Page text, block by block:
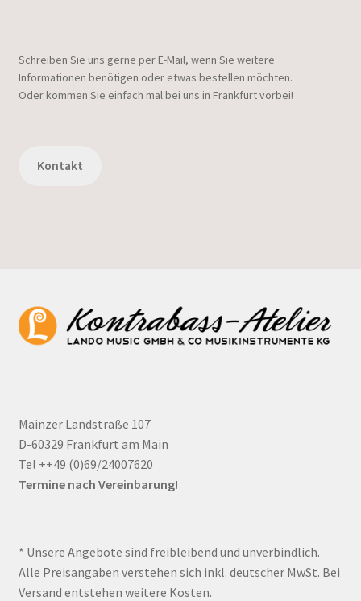
Schreiben Sie uns gerne per E-Mail, wenn Sie weitere
Informationen benötigen oder etwas bestellen möchten.
Oder kommen Sie einfach mal bei uns in Frankfurt vorbei!
Kontakt
Mainzer Landstraße 107
D-60329 Frankfurt am Main
Tel ++49 (0)69/24007620
Termine nach Vereinbarung!
* Unsere Angebote sind freibleibend und unverbindlich.
Alle Preisangaben verstehen sich inkl. deutscher MwSt. Bei
Versand entstehen weitere Kosten.